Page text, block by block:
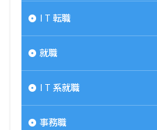
I T 転職
就職
I T 系就職
事務職